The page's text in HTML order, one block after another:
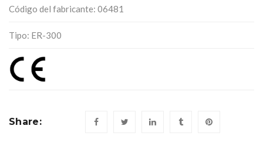
Código del fabricante: 06481
Tipo: ER-300
Share: